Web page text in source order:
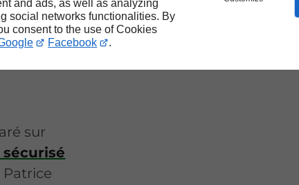
and ads, as well as analyzing
social networks functionalities. By
consent to the use of Cookies
Facebook .
sur